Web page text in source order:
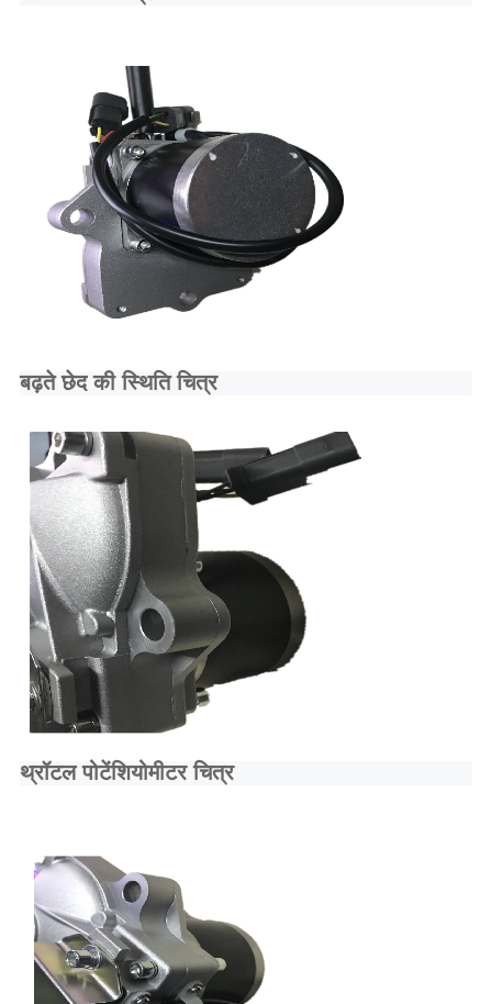
बढ़ते छेद की स्थिति चित्र
थ्रॉटल पोटेंशियोमीटर चित्र